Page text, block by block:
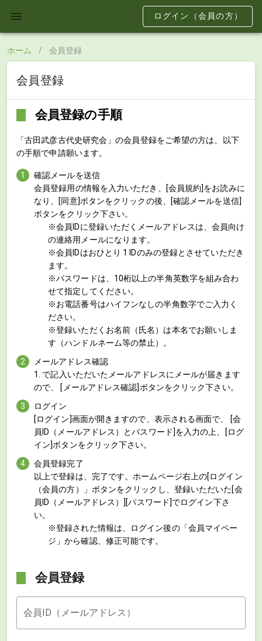
ログイン（会員の方）
ホーム / 会員登録
会員登録
会員登録の手順
「古田武彦古代史研究会」の会員登録をご希望の方は、以下
の手順で申請願います。
確認メールを送信
会員登録用の情報を入力いただき、[会員規約]をお読みに
なり、[同意]ボタンをクリックの後、[確認メールを送信]
ボタンをクリック下さい。
※会員IDに登録いただくメールアドレスは、会員向け
の連絡用メールになります。
※会員IDはおひとり 1 IDのみの登録とさせていただき
ます。
※パスワードは、10桁以上の半角英数字を組み合わ
せて指定してください。
※お電話番号はハイフンなしの半角数字でご入力く
ださい。
※登録いただくお名前（氏名）は本名でお願いしま
す（ハンドルネーム等の禁止）。
メールアドレス確認
1. で記入いただいたメールアドレスにメールが届きます
ので、 [メールアドレス確認]ボタンをクリック下さい。
ログイン
[ログイン]画面が開きますので、表示される画面で、 [会
員ID（メールアドレス）とパスワード]を入力の上、[ログ
イン]ボタンをクリック下さい。
会員登録完了
以上で登録は、完了です。ホームページ右上の[ログイン
（会員の方）」ボタンをクリックし、登録いただいた[会
員ID（メールアドレス）][パスワード]でログイン下さ
い。
※登録された情報は、ログイン後の「会員マイペー
ジ」から確認、修正可能です。
会員登録
会員ID（メールアドレス）